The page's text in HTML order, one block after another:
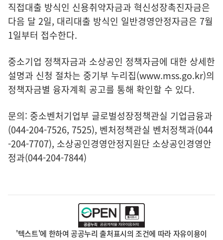
직접대출 방식인 신용취약자금과 혁신성장촉진자금은
다음 달 2일, 대리대출 방식인 일반경영안정자금은 7월
1일부터 접수한다.
중소기업 정책자금과 소상공인 정책자금에 대한 상세한
설명과 신청 절차는 중기부 누리집(www.mss.go.kr)의
정책자금별 융자계획 공고를 통해 확인할 수 있다.
문의: 중소벤처기업부 글로벌성장정책관실 기업금융과
(044-204-7526, 7525), 벤처정책관실 벤처정책과(044
-204-7707), 소상공인경영안정지원단 소상공인경영안
정과(044-204-7844)
'텍스트'에 한하여 공공누리 출처표시의 조건에 따라 자유이용이